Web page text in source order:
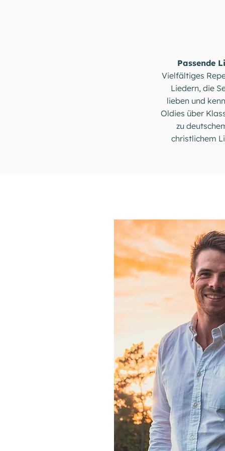
Passende
Vielfältiges
Liedern, die
lieben und
Oldies über
zu
christlichem